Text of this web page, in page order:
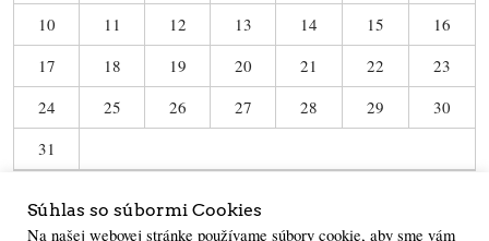
10
11 12 13 14 15
16
17
18 19 20 21 22
23
24
25 26 27 28 29
30
31
Súhlas so súbormi Cookies
Na našej webovej stránke používame súbory cookie, aby sme vám